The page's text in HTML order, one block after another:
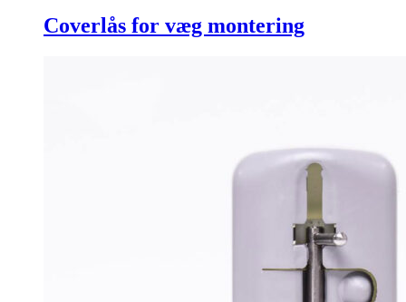
har
flere
Coverlås for væg montering